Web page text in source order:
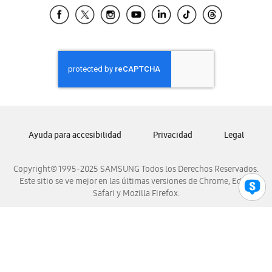
Samsung El Salvador
Samsung Honduras
Samsung Nicaragua
Samsung Panamá
Samsung Venezuela
Copyright© 1995-2025 SAMSUNG Todos los Derechos Reservados.
Este sitio se ve mejor en las últimas versiones de Chrome, Edge,
Safari y Mozilla Firefox.
Ayuda para accesibilidad Privacidad Legal